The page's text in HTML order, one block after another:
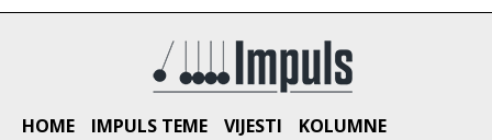
HOME IMPULS TEME VIJESTI
KOLUMNE